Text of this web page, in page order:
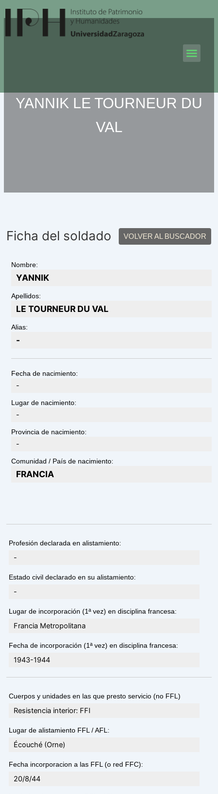
al
contenido
YANNIK LE TOURNEUR DU
VAL
Ficha del soldado VOLVER AL BUSCADOR
Nombre:
YANNIK
Apellidos:
LE TOURNEUR DU VAL
Alias:
-
Fecha de nacimiento:
-
Lugar de nacimiento:
-
Provincia de nacimiento:
-
Comunidad / País de nacimiento:
FRANCIA
Profesión declarada en alistamiento:
-
Estado civil declarado en su alistamiento:
-
Lugar de incorporación (1ª vez) en disciplina francesa:
Francia Metropolitana
Fecha de incorporación (1ª vez) en disciplina francesa:
1943-1944
Cuerpos y unidades en las que presto servicio (no FFL)
Resistencia interior: FFI
Lugar de alistamiento FFL / AFL:
Écouché (Orne)
Fecha incorporacion a las FFL (o red FFC):
20/8/44